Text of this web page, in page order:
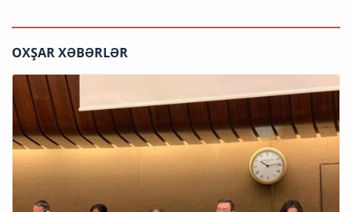
OXŞAR XƏBƏRLƏR